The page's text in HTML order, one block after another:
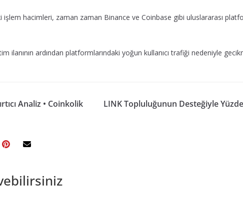
hacimleri, zaman zaman Binance ve Coinbase gibi uluslararası
ilanının ardından platformlarındaki yoğun kullanıcı trafiği nedeniyle
Analiz • Coinkolik
LINK Topluluğunun Desteğiyle Yüzde